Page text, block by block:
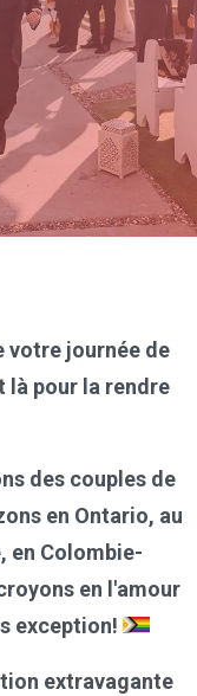
journée de
là pour la rendre
des couples de
en Ontario, au
en Colombie-
en l'amour
exception!
extravagante